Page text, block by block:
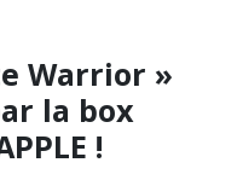
Warrior »
la box
!